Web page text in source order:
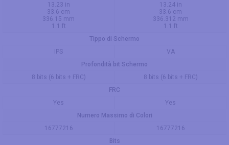
13.23 in
33.6 cm
336.15 mm
1.1 ft
13.24 in
33.6 cm
336.312 mm
1.1 ft
Tippo di Schermo
IPS
VA
Profondità bit Schermo
8 bits (6 bits + FRC)
8 bits (6 bits + FRC)
FRC
Yes
Yes
Numero Massimo di Colori
16777216
16777216
Bits